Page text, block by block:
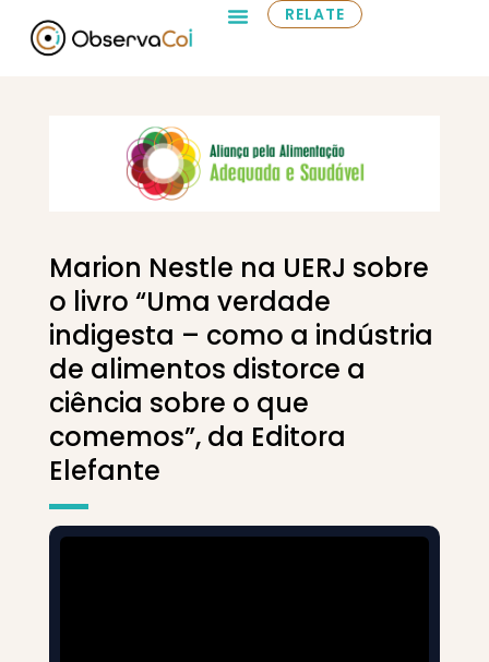
RELATE
Marion Nestle na UERJ sobre
o livro “Uma verdade
indigesta – como a indústria
de alimentos distorce a
ciência sobre o que
comemos”, da Editora
Elefante